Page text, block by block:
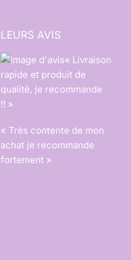
LEURS AVIS
« Livraison
rapide et produit de
qualité, je recommande
!! »
« Très contente de mon
achat je recommande
fortement »